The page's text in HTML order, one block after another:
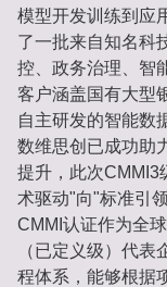
模型开发训练到应
了一批来自知名科
控、政务治理、智
客户涵盖国有大型
自主研发的智能数
数维思创已成功助
提升，此次CMMI3
术驱动"向"标准引
CMMI认证作为全
（已定义级）代
程体系，能够根据